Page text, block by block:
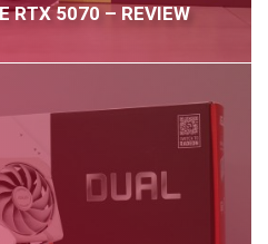
RTX 5070 – REVIEW